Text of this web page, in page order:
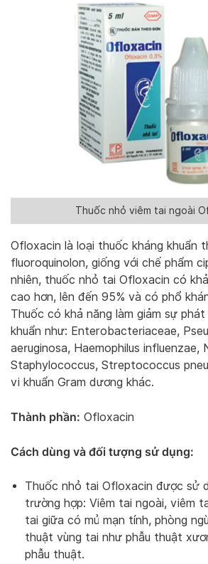
Thuốc nhỏ viêm tai ngoài
Ofloxacin là loại thuốc kháng khuẩn
fluoroquinolon, giống với chế phẩm
nhiên, thuốc nhỏ tai Ofloxacin có
cao hơn, lên đến 95% và có phổ
Thuốc có khả năng làm giảm sự
khuẩn như: Enterobacteriaceae,
aeruginosa, Haemophilus influenzae,
Staphylococcus, Streptococcus
vi khuẩn Gram dương khác.
Thành phần: Ofloxacin
Cách dùng và đối tượng sử dụng:
Thuốc nhỏ tai Ofloxacin được sử
trường hợp: Viêm tai ngoài, viêm
tai giữa có mủ mạn tính, phòng
thuật vùng tai như phẫu thuật
phẫu thuật.